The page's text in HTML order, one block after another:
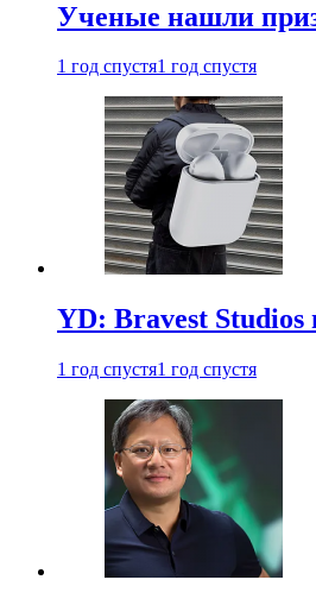
Ученые нашли
1 год спустя1 год спустя
YD: Bravest Studios
1 год спустя1 год спустя